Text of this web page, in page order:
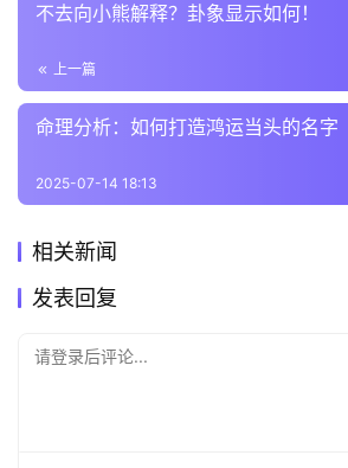
不去向小熊解释？卦象显示如何！
上一篇
命理分析：如何打造鸿运当头的名字
2025-07-14 18:13
相关新闻
发表回复
请登录后评论...